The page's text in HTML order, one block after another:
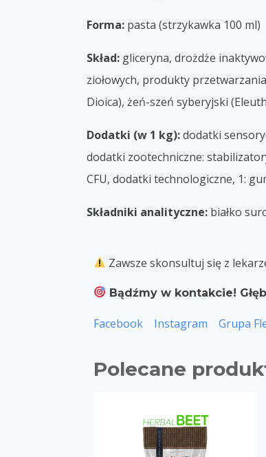
Forma: pasta (strzykawka 100 ml)
Skład: gliceryna, drożdże
ziołowych, produkty
Dioica), żeń-szeń syberyjski
Dodatki (w 1 kg):dodatki
dodatki zootechniczne:
CFU, dodatki technologiczne, 1:
Składniki analityczne: białko
Zawsze skonsultuj się z
Bądźmy w kontakcie!
Facebook Instagram Grupa
Polecane